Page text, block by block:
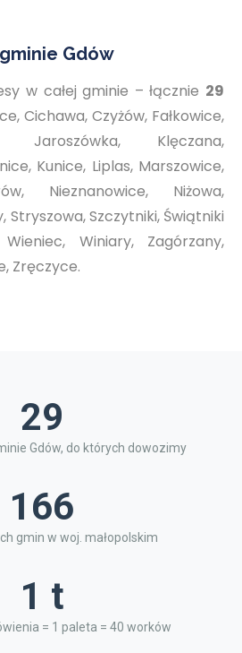
Gdów
w całej gminie – łącznie 29
Cichawa, Czyżów, Fałkowice,
Jaroszówka, Klęczana,
Kunice, Liplas, Marszowice,
Nieznanowice, Niżowa,
Stryszowa, Szczytniki, Świątniki
Winiary, Zagórzany,
Zręczyce.
29
Gdów, do których dowozimy
166
gmin w woj. małopolskim
1 t
= 1 paleta = 40 worków